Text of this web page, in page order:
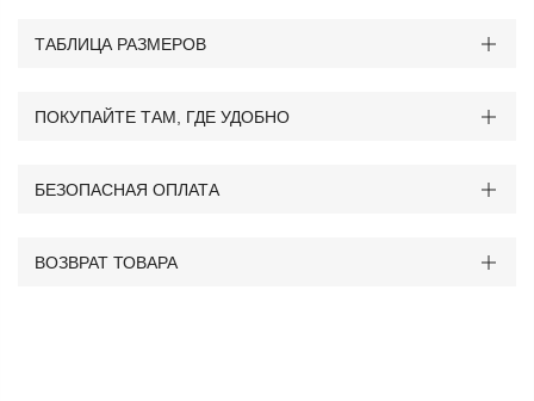
ТАБЛИЦА РАЗМЕРОВ
ПОКУПАЙТЕ ТАМ, ГДЕ УДОБНО
БЕЗОПАСНАЯ ОПЛАТА
ВОЗВРАТ ТОВАРА